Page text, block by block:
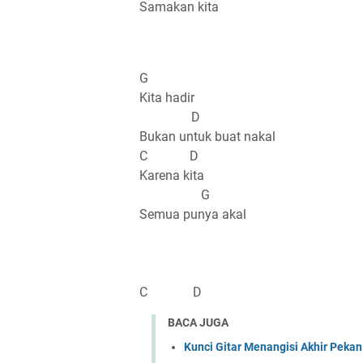
Samakan kita
G
Kita hadir
D
Bukan untuk buat nakal
C D
Karena kita
G
Semua punya akal
C D
BACA JUGA
Kunci Gitar Menangisi Akhir